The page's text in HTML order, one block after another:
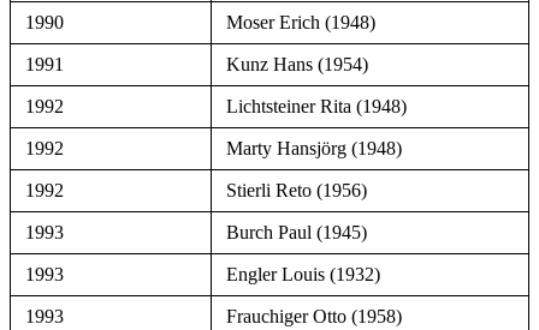
1990 Moser Erich (1948)
1991 Kunz Hans (1954)
1992 Lichtsteiner Rita (1948)
1992 Marty Hansjörg (1948)
1992 Stierli Reto (1956)
1993 Burch Paul (1945)
1993 Engler Louis (1932)
1993 Frauchiger Otto (1958)